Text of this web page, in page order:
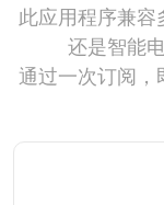
此应用程序兼
还是智能
通过一次订阅